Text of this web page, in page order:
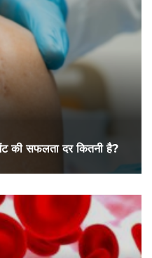
की सफलता दर कितनी है?